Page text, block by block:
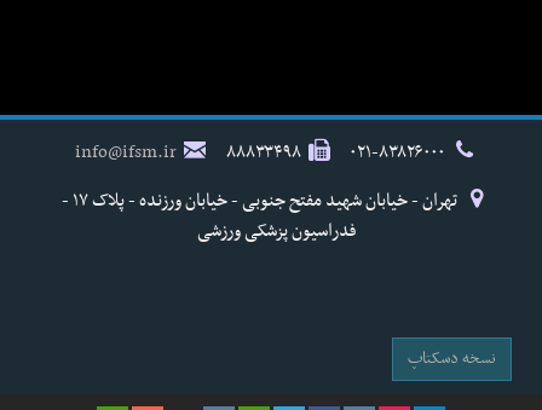
۸۸۸۳۳۴۹۸
info@ifsm.ir
تهران - خیابان شهید مفتح جنوبی - خیابان ورزنده - پلاک ۱۷ -
فدراسیون پزشکی ورزشی
نسخه دسکتاپ